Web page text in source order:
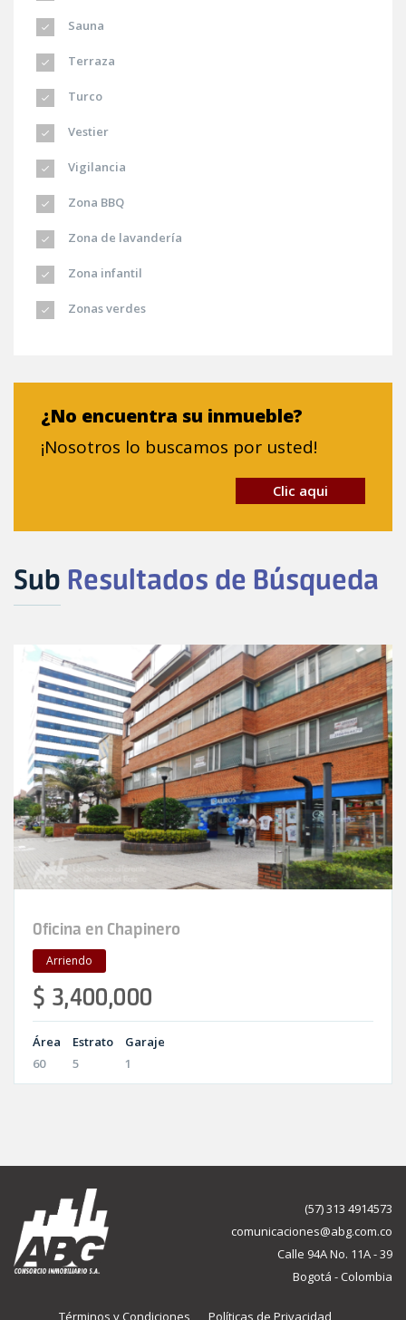
Sauna
Terraza
Turco
Vestier
Vigilancia
Zona BBQ
Zona de lavandería
Zona infantil
Zonas verdes
¿No encuentra su inmueble?
¡Nosotros lo buscamos por usted!
Clic aqui
Sub Resultados de Búsqueda
Oficina en Chapinero
Arriendo
$ 3,400,000
Área
60
Estrato
5
Garaje
1
(57) 313 4914573
comunicaciones@abg.com.co
Calle 94A No. 11A - 39
Bogotá - Colombia
Términos y Condiciones Políticas de Privacidad